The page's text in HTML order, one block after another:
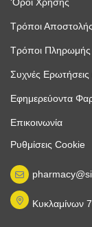
'Οροι Χρήσης
Τρόποι Αποστολής
Τρόποι Πληρωμής
Συχνές Ερωτήσεις
Εφημερεύοντα
Επικοινωνία
Ρυθμίσεις Cookie
Κυκλαμίνων